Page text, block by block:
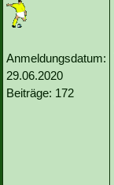
Anmeldungsdatum:
29.06.2020
Beiträge: 172